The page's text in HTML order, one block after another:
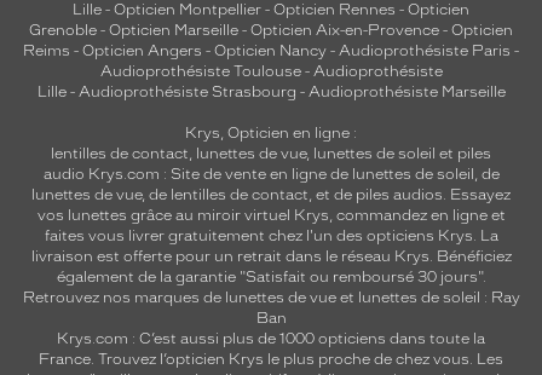
Lille - Opticien Montpellier - Opticien Rennes - Opticien
Grenoble - Opticien Marseille - Opticien Aix-en-Provence - Opticien
Reims - Opticien Angers - Opticien Nancy - Audioprothésiste Paris -
Audioprothésiste Toulouse- Audioprothésiste
Lille- Audioprothésiste Strasbourg - Audioprothésiste Marseille
Krys, Opticien en ligne :
lentilles de contact, lunettes de vue, lunettes de soleil et piles
audio Krys.com : Site de vente en ligne de lunettes de soleil, de
lunettes de vue, de lentilles de contact, et de piles audios. Essayez
vos lunettes grâce au miroir virtuel Krys, commandez en ligne et
faites vous livrer gratuitement chez l'un des opticiens Krys. La
livraison est offerte pour un retrait dans le réseau Krys. Bénéficiez
également de la garantie "Satisfait ou remboursé 30 jours".
Retrouvez nos marques de lunettes de vue et lunettes de soleil : Ray
Ban
Krys.com : C’est aussi plus de 1000 opticiens dans toute la
France. Trouvez l’opticien Krys le plus proche de chez vous. Les